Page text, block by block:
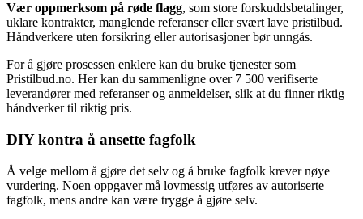
Vær oppmerksom på røde flagg, som store forskuddsbetalinger,
uklare kontrakter, manglende referanser eller svært lave pristilbud.
Håndverkere uten forsikring eller autorisasjoner bør unngås.
For å gjøre prosessen enklere kan du bruke tjenester som
Pristilbud.no. Her kan du sammenligne over 7 500 verifiserte
leverandører med referanser og anmeldelser, slik at du finner riktig
håndverker til riktig pris.
DIY kontra å ansette fagfolk
Å velge mellom å gjøre det selv og å bruke fagfolk krever nøye
vurdering. Noen oppgaver må lovmessig utføres av autoriserte
fagfolk, mens andre kan være trygge å gjøre selv.